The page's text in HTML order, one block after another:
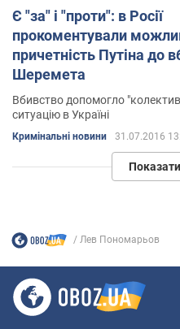
Є "за" і "проти": в Росії
прокоментували
причетність Путіна до
Шеремета
Вбивство допомогло
ситуацію в Україні
Кримінальні новини 31.07.2016
Лев Пономарьов